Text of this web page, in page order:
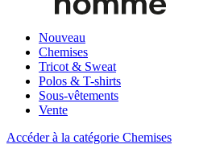
Nouveau
Chemises
Tricot & Sweat
Polos & T-shirts
Sous-vêtements
Vente
Accéder à la catégorie Chemises